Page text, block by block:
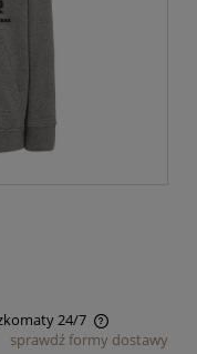
24/7
płatności
sprawdź formy dostawy